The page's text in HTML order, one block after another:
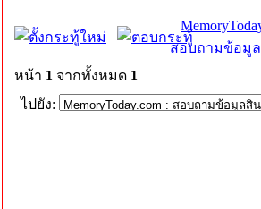
สอบถามข้อมู
หน้า 1 จากทั้งหมด 1
ไปยัง: